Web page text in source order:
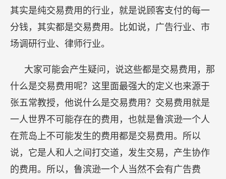
其实是纯交易费用的行业，就是说顾客支付的每一
分钱，其实都是交易费用。比如说，广告行业、市
场调研行业、律师行业。
大家可能会产生疑问，说这些都是交易费用，那
什么是交易费用呢？这里面最强大的定义也来源于
张五常教授，他说什么是交易费用？交易费用就是
一人世界不可能存在的费用，也就是鲁滨逊一个人
在荒岛上不可能发生的费用都是交易费用。所以
说，它是人和人之间打交道，发生交易，产生协作
的费用。所以，鲁滨逊一个人当然不会有广告费